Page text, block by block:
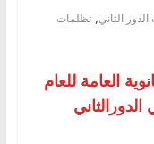
الثاني, تظلمات
العامة للعام
في الدورالثاني